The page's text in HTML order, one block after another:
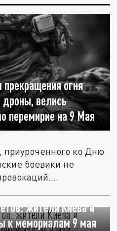
огня
дроны, велись
перемирие на 9 Мая
ко Дню
боевики не
жители Киева и
к мемориалам 9 мая